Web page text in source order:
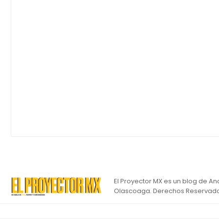
El Proyector MX es un blog de
Olascoaga. Derechos